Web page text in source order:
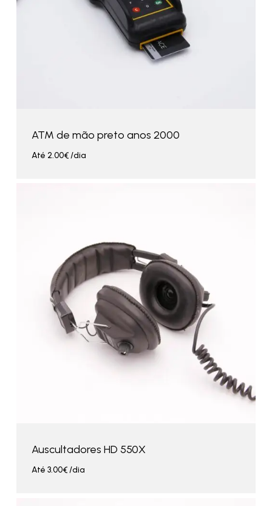
ATM de mão preto anos 2000
Até 2.00€/dia
Auscultadores HD 550X
Até 3.00€/dia